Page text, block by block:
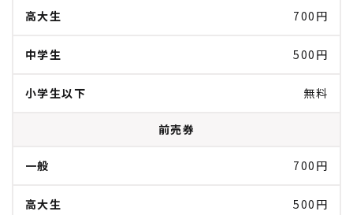
高大生 700円
中学生 500円
小学生以下 無料
前売券
一般 700円
高大生 500円